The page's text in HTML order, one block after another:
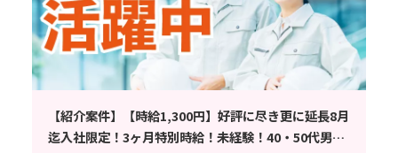
【紹介案件】【時給1,300円】好評に尽き更に延長8月
迄入社限定！3ヶ月特別時給！未経験！40・50代男女